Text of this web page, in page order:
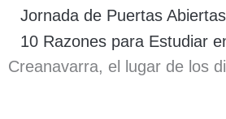
Jornada de Puertas Abiertas
10 Razones para Estudiar
Creanavarra, el lugar de los